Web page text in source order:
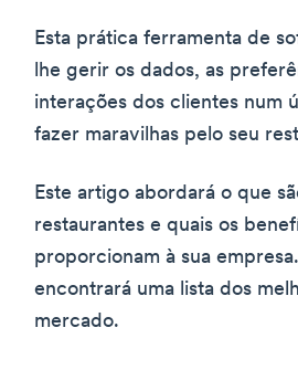
Esta prática ferramenta de
lhe gerir os dados, as
interações dos clientes num
fazer maravilhas pelo seu
Este artigo abordará o que
restaurantes e quais os
proporcionam à sua
encontrará uma lista dos
mercado.